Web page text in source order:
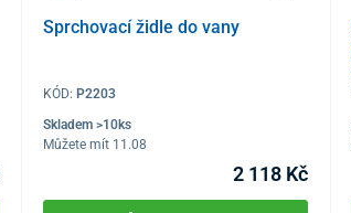
Sprchovací židle do vany
KÓD:P2203
Skladem >10ks
Můžete mít 11.08
2 118 Kč